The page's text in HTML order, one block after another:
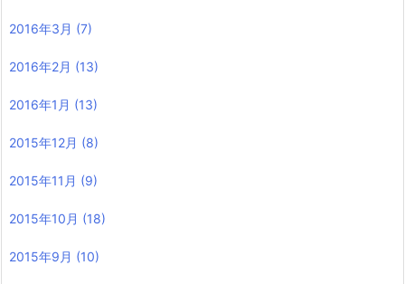
2016年3月 (7)
2016年2月 (13)
2016年1月 (13)
2015年12月 (8)
2015年11月 (9)
2015年10月 (18)
2015年9月 (10)